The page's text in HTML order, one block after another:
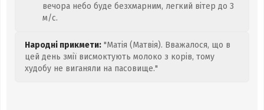
вечора небо буде безхмарним, легкий вітер до 3
м/с.
Народні прикмети: "Матія (Матвія). Вважалося, що в
цей день змії висмоктують молоко з корів, тому
худобу не виганяли на пасовище."